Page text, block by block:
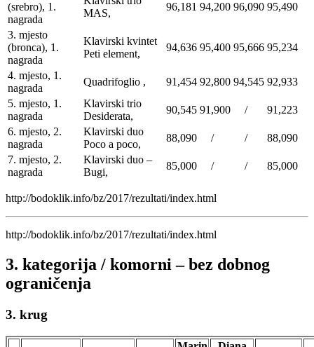
(srebro), 1.
nagrada
MAS,
96,181 94,200 96,090 95,490
3. mjesto
(bronca), 1.
nagrada
Klavirski kvintet
Peti element,
94,636 95,400 95,666 95,234
4. mjesto, 1.
nagrada
Quadrifoglio , 91,454 92,800 94,545 92,933
5. mjesto, 1.
nagrada
Klavirski trio
Desiderata,
90,545 91,900 /
91,223
6. mjesto, 2.
nagrada
Klavirski duo
Poco a poco,
88,090 / /
88,090
7. mjesto, 2.
nagrada
Klavirski duo –
Bugi,
85,000 / / 85,000
http://bodoklik.info/bz/2017/rezultati/index.html
http://bodoklik.info/bz/2017/rezultati/index.html
3. kategorija / komorni – bez dobnog
ograničenja
3. krug